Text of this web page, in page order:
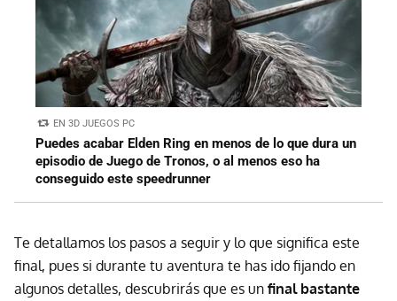
EN 3D JUEGOS PC
Puedes acabar Elden Ring en menos de lo que dura un
episodio de Juego de Tronos, o al menos eso ha
conseguido este speedrunner
Te detallamos los pasos a seguir y lo que significa este
final, pues si durante tu aventura te has ido fijando en
algunos detalles, descubrirás que es un final bastante